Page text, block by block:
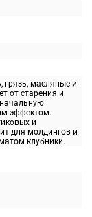
грязь, масляные и
от старения и
эффектом.
и
для молдингов и
клубники.